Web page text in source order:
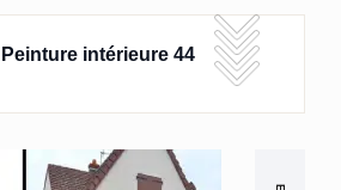
Peinture intérieure 44